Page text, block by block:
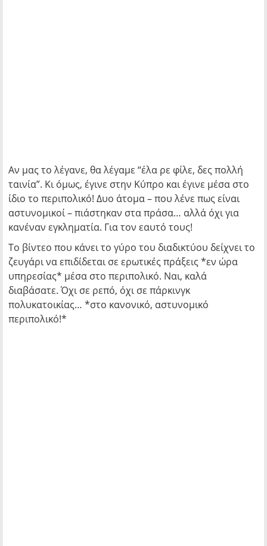
Αν μας το λέγανε, θα λέγαμε “έλα ρε φίλε, δες πολλή
ταινία”. Κι όμως, έγινε στην Κύπρο και έγινε μέσα στο
ίδιο το περιπολικό! Δυο άτομα – που λένε πως είναι
αστυνομικοί – πιάστηκαν στα πράσα… αλλά όχι για
κανέναν εγκληματία. Για τον εαυτό τους!
Το βίντεο που κάνει το γύρο του διαδικτύου δείχνει το
ζευγάρι να επιδίδεται σε ερωτικές πράξεις *εν ώρα
υπηρεσίας* μέσα στο περιπολικό. Ναι, καλά
διαβάσατε. Όχι σε ρεπό, όχι σε πάρκινγκ
πολυκατοικίας… *στο κανονικό, αστυνομικό
περιπολικό!*